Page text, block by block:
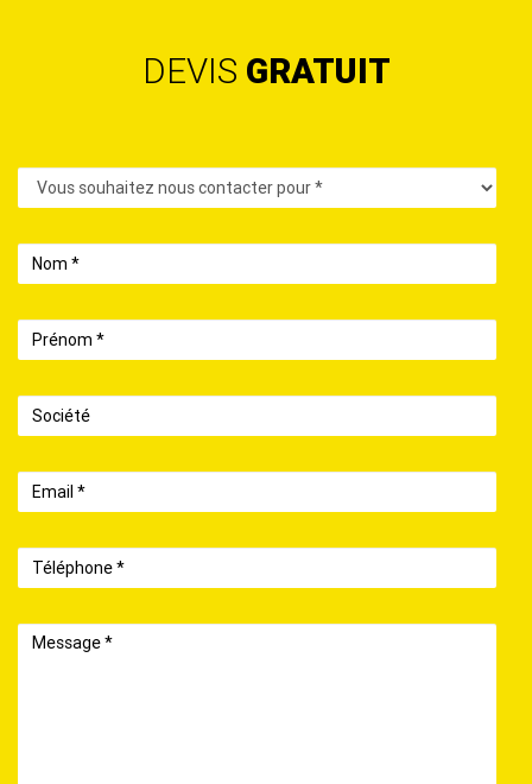
DEVIS GRATUIT
Contact
Nom
Prénom
Société
Email
Téléphone
Message